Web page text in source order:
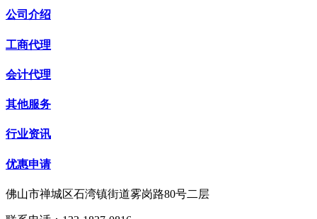
公司介绍
工商代理
会计代理
其他服务
行业资讯
优惠申请
佛山市禅城区石湾镇街道雾岗路80号二层